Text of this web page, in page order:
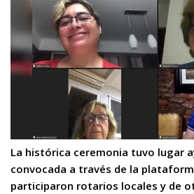
La histórica ceremonia tuvo lugar
convocada a través de la
participaron rotarios locales y de